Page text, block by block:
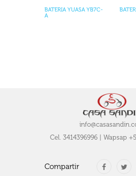
BATERIA YUASA YB7C-
A
Cel. 3414396996 | Wapsap
Compartir